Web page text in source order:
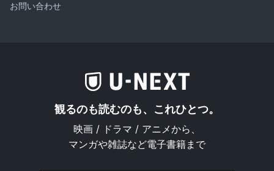
お問い合わせ
観るのも読むのも、これひとつ。
映画 / ドラマ / アニメから、
マンガや雑誌など電子書籍まで